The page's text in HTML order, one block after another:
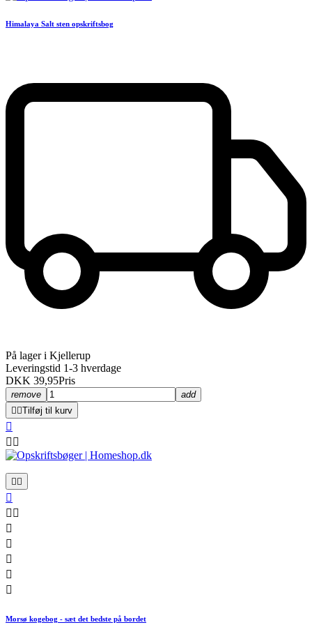
Himalaya Salt sten opskriftsbog
På lager i Kjellerup
Leveringstid 1-3 hverdage
DKK 39,95Pris
remove
add
 Tilføj til kurv

 
 

 





Morsø kogebog - sæt det bedste på bordet